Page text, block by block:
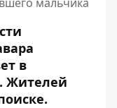
в
Жителей
.